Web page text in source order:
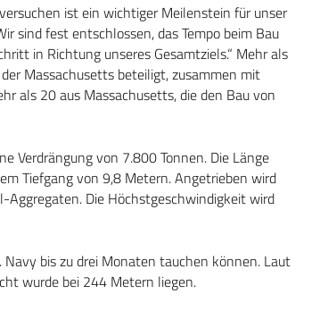
ist ein wichtiger Meilenstein für unser
sind fest entschlossen, das Tempo beim Bau
in Richtung unseres Gesamtziels.“ Mehr als
Massachusetts beteiligt, zusammen mit
als 20 aus Massachusetts, die den Bau von
Verdrängung von 7.800 Tonnen. Die Länge
Tiefgang von 9,8 Metern. Angetrieben wird
Die Höchstgeschwindigkeit wird
bis zu drei Monaten tauchen können. Laut
wurde bei 244 Metern liegen.